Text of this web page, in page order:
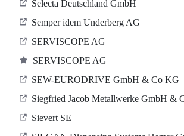
Selecta Deutschland GmbH
Semper idem Underberg AG
SERVISCOPE AG
SERVISCOPE AG
SEW-EURODRIVE GmbH & Co KG
Siegfried Jacob Metallwerke GmbH &
Sievert SE